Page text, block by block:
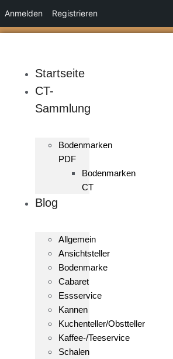
Anmelden Registrieren
Zum
Startseite
CT-
Sammlung
Bodenmarken
PDF
Bodenmarken
CT
Blog
Allgemein
Ansichtsteller
Bodenmarke
Cabaret
Essservice
Kannen
Kuchenteller/Obstteller
Kaffee-/Teeservice
Schalen